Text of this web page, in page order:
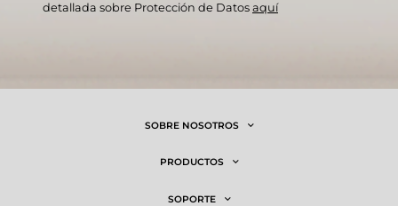
detallada sobre Protección de Datos aquí
SOBRE NOSOTROS
PRODUCTOS
SOPORTE